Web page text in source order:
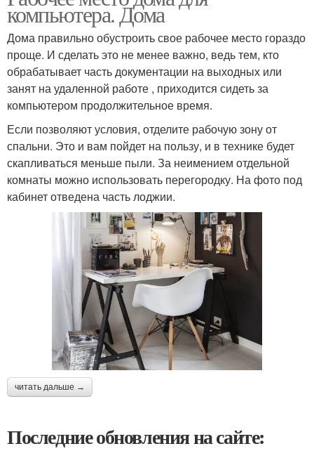
компьютера. Дома
Дома правильно обустроить свое рабочее место гораздо
проще. И сделать это не менее важно, ведь тем, кто
обрабатывает часть документации на выходных или
занят на удаленной работе , приходится сидеть за
компьютером продолжительное время.
Если позволяют условия, отделите рабочую зону от
спальни. Это и вам пойдет на пользу, и в технике будет
скапливаться меньше пыли. За неимением отдельной
комнаты можно использовать перегородку. На фото под
кабинет отведена часть лоджии.
читать дальше →
Последние обновления на сайте: